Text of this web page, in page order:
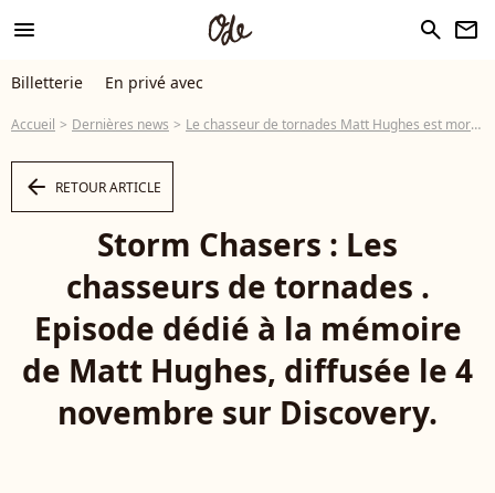
menu search newsletter
Billetterie En privé avec
Accueil Dernières news Le chasseur de tornades Matt Hughes est mort : il avait 30 ans...
arrow_left RETOUR ARTICLE
Storm Chasers : Les
chasseurs de tornades .
Episode dédié à la mémoire
de Matt Hughes, diffusée le 4
novembre sur Discovery.